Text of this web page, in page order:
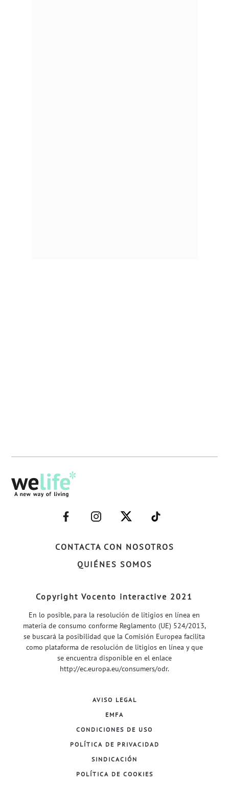
CONTACTA CON NOSOTROS
QUIÉNES SOMOS
–
FACEBOOK–
–
INSTAGRAM–
–
TWITTER–
–
WELIFE–
Copyright Vocento interactive 2021
En lo posible, para la resolución de litigios en línea en
materia de consumo conforme Reglamento (UE) 524/2013,
se buscará la posibilidad que la Comisión Europea facilita
como plataforma de resolución de litigios en línea y que
se encuentra disponible en el enlace
http://ec.europa.eu/consumers/odr.
AVISO LEGAL
EMFA
CONDICIONES DE USO
POLÍTICA DE PRIVACIDAD
SINDICACIÓN
POLÍTICA DE COOKIES